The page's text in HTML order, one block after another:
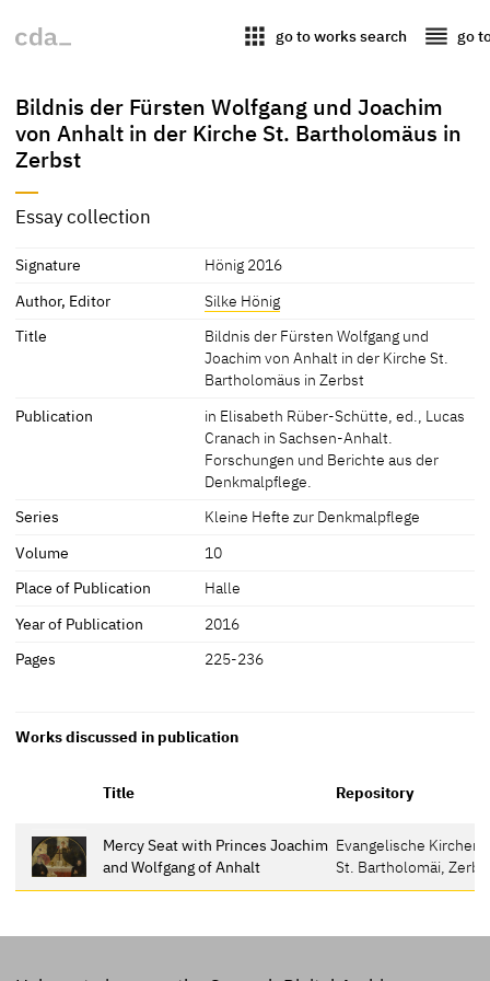
apps go to works search reorder go
Bildnis der Fürsten Wolfgang und Joachim
von Anhalt in der Kirche St. Bartholomäus in
Zerbst
Essay collection
Signature
Hönig 2016
Author, Editor
Silke Hönig
Title
Bildnis der Fürsten Wolfgang und
Joachim von Anhalt in der Kirche St.
Bartholomäus in Zerbst
Publication
in Elisabeth Rüber-Schütte, ed., Lucas
Cranach in Sachsen-Anhalt.
Forschungen und Berichte aus der
Denkmalpflege.
Series
Kleine Hefte zur Denkmalpflege
Volume
10
Place of Publication
Halle
Year of Publication
2016
Pages
225-236
Works discussed in publication
Title Repository
Mercy Seat with Princes Joachim
and Wolfgang of Anhalt
Evangelische
St. Bartholomäi,